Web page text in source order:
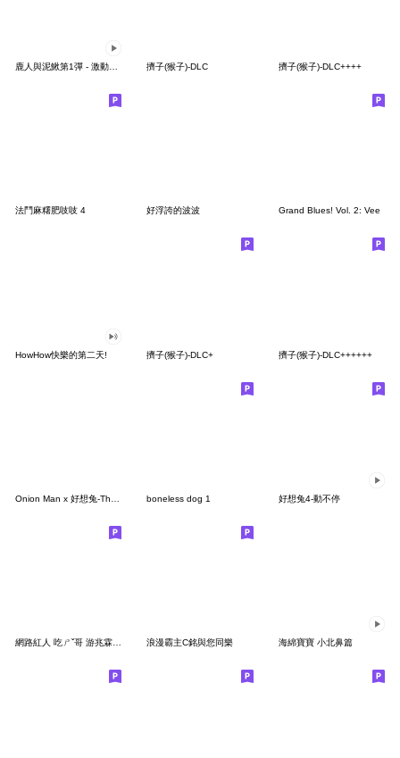
擠子(猴子)-DLC 擠子(猴子)-DLC++++
法鬥麻糬肥吱吱 4 好浮誇的波波 Grand Blues! Vol. 2: Vee
HowHow快樂的第二天! 擠子(猴子)-DLC+ 擠子(猴子)-DLC++++++
boneless dog 1 好想兔4-動不停
網路紅人 吃ㄕˇ哥 游兆霖 功夫篇 浪漫霸主C銘與您同樂 海綿寶寶 小北鼻篇